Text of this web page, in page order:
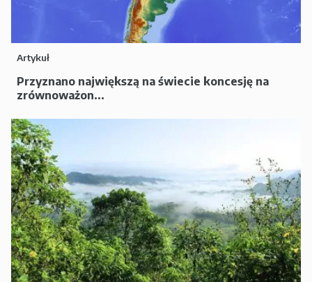
Artykuł
Przyznano największą na świecie koncesję na
zrównoważon...